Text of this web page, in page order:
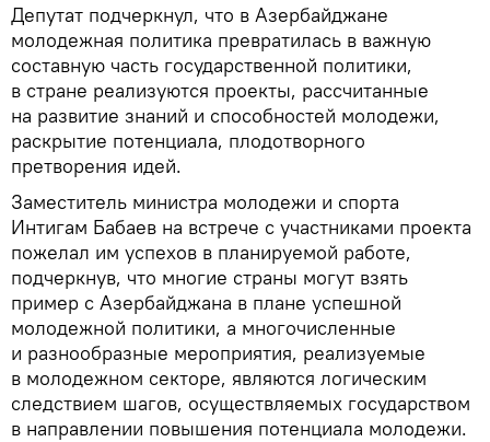
Депутат подчеркнул, что в Азербайджане
молодежная политика превратилась в важную
составную часть государственной политики,
в стране реализуются проекты, рассчитанные
на развитие знаний и способностей молодежи,
раскрытие потенциала, плодотворного
претворения идей.
Заместитель министра молодежи и спорта
Интигам Бабаев на встрече с участниками проекта
пожелал им успехов в планируемой работе,
подчеркнув, что многие страны могут взять
пример с Азербайджана в плане успешной
молодежной политики, а многочисленные
и разнообразные мероприятия, реализуемые
в молодежном секторе, являются логическим
следствием шагов, осуществляемых государством
в направлении повышения потенциала молодежи.